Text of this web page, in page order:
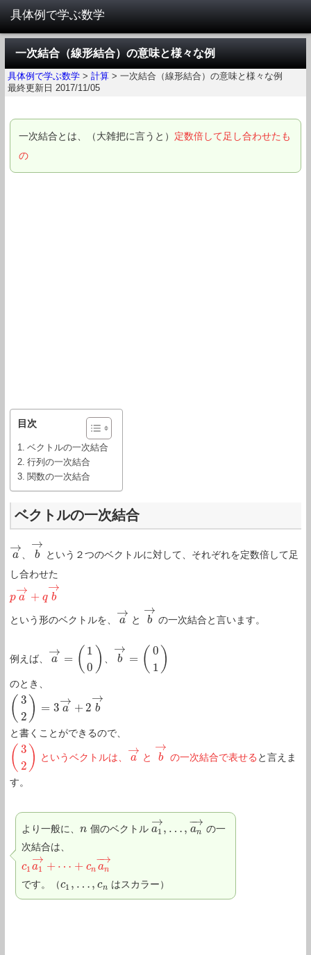
一次結合（線形結合）の意味と様々な例
具体例で学ぶ数学 > 計算 > 一次結合（線形結合）の意味と様々な例
最終更新日 2017/11/05
一次結合とは、（大雑把に言うと） 定数倍して足し合わせたも
の
目次
ベクトルの一次結合
行列の一次結合
関数の一次結合
ベクトルの一次結合
a
→
a→ b
→
b→ という２つのベクトルに対して、それぞれを定数倍して足
し合わせた
p a
→
+ q b
→
pa→ +q b→
という形のベクトルを、 a
→
a→ と b
→
b→の一次結合と言います。
例えば、 a
→
= ( 1
0 )
a→ =( 0 b
→
= ( 0
1 )
b→ =( 01
のとき、
( 3
2 ) = 3 a
→
+ 2 b
→
(3 3 a→+ 2b →
と書くことができるので、
( 3
2 )
(3 というベクトルは、 a
→
a→ と b
→
b→の一次結合で表せる と言えま
す。
より一般に、 n
n 個のベクトル a1
→
, … , an
−
→
a1 → … , an→の一
次結合は、
c1 a1
→
+ ⋯ + cn an
−
→
c1 a1 →+ ⋯ + cn an →
です。（c1 , … , cn
c1 , …, c n はスカラー）